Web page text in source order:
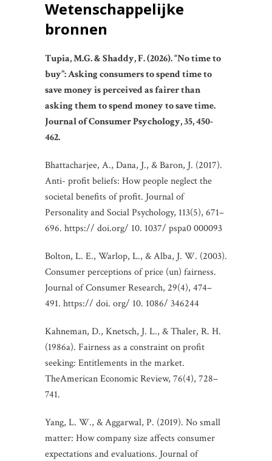
Wetenschappelijke
bronnen
Tupia, M.G. & Shaddy, F. (2026). “No time to
buy”: Asking consumers to spend time to
save money is perceived as fairer than
asking them to spend money to save time.
Journal of Consumer Psychology, 35, 450-
462.
Bhattacharjee, A., Dana, J., & Baron, J. (2017).
Anti-­ profit beliefs: How people neglect the
societal benefits of profit. Journal of
Personality and Social Psychology, 113(5), 671–
696. https:// doi.org/ 10. 1037/ pspa0 000093
Bolton, L. E., Warlop, L., & Alba, J. W. (2003).
Consumer perceptions of price (un) fairness.
Journal of Consumer Research, 29(4), 474–
491. https:// doi. org/ 10. 1086/ 346244
Kahneman, D., Knetsch, J. L., & Thaler, R. H.
(1986a). Fairness as a constraint on profit
seeking: Entitlements in the market.
TheAmerican Economic Review, 76(4), 728–
741.
Yang, L. W., & Aggarwal, P. (2019). No small
matter: How company size affects consumer
expectations and evaluations. Journal of